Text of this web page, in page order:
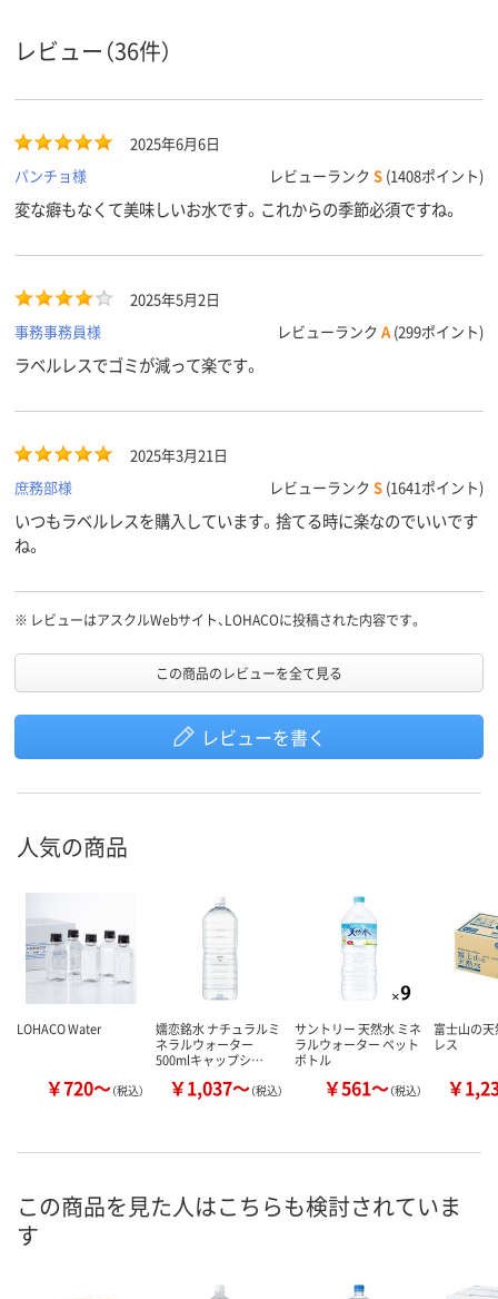
レビュー（36件）
2025年6月6日
パンチョ様
レビューランク S (1408ポイント)
変な癖もなくて美味しいお水です。これからの季節必須ですね。
2025年5月2日
事務事務員様
レビューランク A (299ポイント)
ラベルレスでゴミが減って楽です。
2025年3月21日
庶務部様
レビューランク S (1641ポイント)
いつもラベルレスを購入しています。捨てる時に楽なのでいいです
ね。
※ レビューはアスクルWebサイト、LOHACOに投稿された内容です。
この商品のレビューを全て見る
レビューを書く
人気の商品
LOHACO Water
￥720～（税込）
嬬恋銘水 ナチュラルミ
ネラルウォーター
500mlキャップシ…
￥1,037～（税込）
サントリー 天然水 ミネ
ラルウォーター ペット
ボトル
￥561～（税込）
富士山の
レス
￥
この商品を見た人はこちらも検討されていま
す